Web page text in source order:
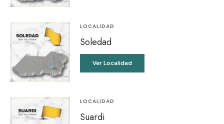
LOCALIDAD
Soledad
Ver Localidad
LOCALIDAD
Suardi